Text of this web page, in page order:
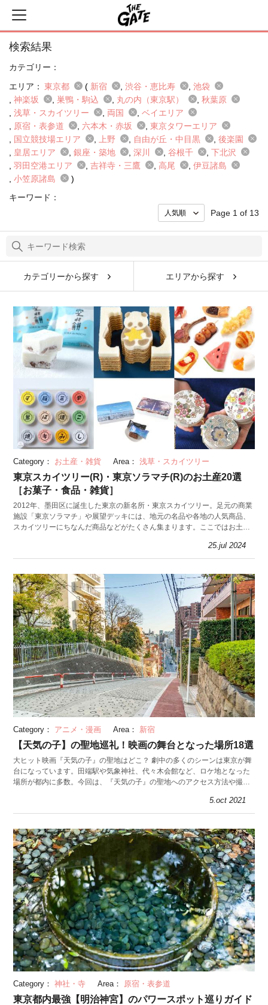
検索結果
カテゴリー：
エリア： 東京都 ( 新宿 渋谷・恵比寿
池袋
神楽坂
巣鴨・駒込 丸の内（東京駅）
秋葉原
浅草・スカイツリー
両国
ベイエリア
原宿・表参道
六本木・赤坂
東京タワーエリア
国立競技場エリア
上野 自由が丘・中目黒
後楽園
皇居エリア
銀座・築地 深川 谷根千
下北沢
羽田空港エリア
吉祥寺・三鷹 高尾
伊豆諸島
小笠原諸島
)
キーワード：
Page 1 of 13
カテゴリーから探す エリアから探す
Category： お土産・雑貨 Area： 浅草・スカイツリー
東京スカイツリー(R)・東京ソラマチ(R)のお土産20選
［お菓子・食品・雑貨］
2012年、墨田区に誕生した東京の新名所・東京スカイツリー。足元の商業
施設「東京ソラマチ」や展望デッキには、地元の名品や各地の人気商品、
スカイツリーにちなんだ商品などがたくさん集まります。ここではお土産
25.jul 2024
Category： アニメ・漫画 Area： 新宿
【天気の子】の聖地巡礼！映画の舞台となった場所18選
大ヒット映画『天気の子』の聖地はどこ？ 劇中の多くのシーンは東京が舞
台になっています。田端駅や気象神社、代々木会館など、ロケ地となった
場所が都内に多数。今回は、『天気の子』の聖地へのアクセス方法や撮影
5.oct 2021
Category： 神社・寺 Area： 原宿・表参道
東京都内最強【明治神宮】のパワースポット巡りガイド